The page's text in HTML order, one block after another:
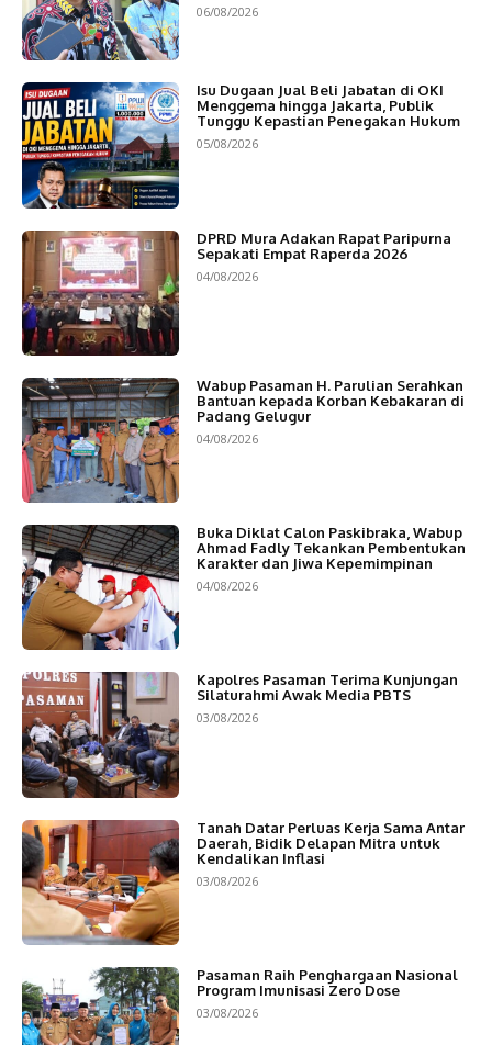
06/08/2026
Isu Dugaan Jual Beli Jabatan di OKI
Menggema hingga Jakarta, Publik
Tunggu Kepastian Penegakan Hukum
05/08/2026
DPRD Mura Adakan Rapat Paripurna
Sepakati Empat Raperda 2026
04/08/2026
Wabup Pasaman H. Parulian Serahkan
Bantuan kepada Korban Kebakaran di
Padang Gelugur
04/08/2026
Buka Diklat Calon Paskibraka, Wabup
Ahmad Fadly Tekankan Pembentukan
Karakter dan Jiwa Kepemimpinan
04/08/2026
Kapolres Pasaman Terima Kunjungan
Silaturahmi Awak Media PBTS
03/08/2026
Tanah Datar Perluas Kerja Sama Antar
Daerah, Bidik Delapan Mitra untuk
Kendalikan Inflasi
03/08/2026
Pasaman Raih Penghargaan Nasional
Program Imunisasi Zero Dose
03/08/2026